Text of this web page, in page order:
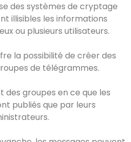
des systèmes de cryptage
illisibles les informations
ou plusieurs utilisateurs.
la possibilité de créer des
de télégrammes.
des groupes en ce que les
publiés que par leurs